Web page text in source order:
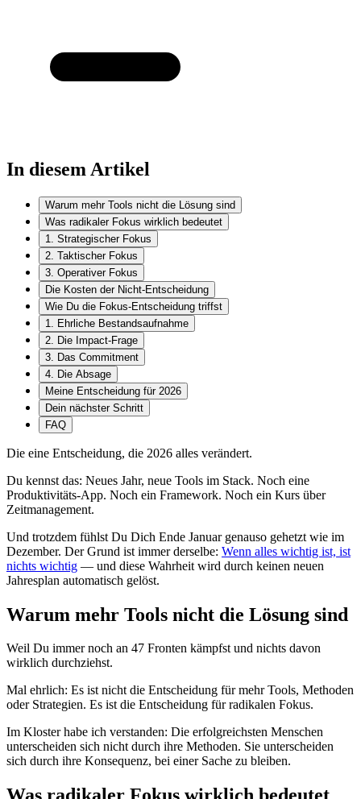
In diesem Artikel
Warum mehr Tools nicht die Lösung sind
Was radikaler Fokus wirklich bedeutet
1. Strategischer Fokus
2. Taktischer Fokus
3. Operativer Fokus
Die Kosten der Nicht-Entscheidung
Wie Du die Fokus-Entscheidung triffst
1. Ehrliche Bestandsaufnahme
2. Die Impact-Frage
3. Das Commitment
4. Die Absage
Meine Entscheidung für 2026
Dein nächster Schritt
FAQ
Die eine Entscheidung, die 2026 alles verändert.
Du kennst das: Neues Jahr, neue Tools im Stack. Noch eine
Produktivitäts-App. Noch ein Framework. Noch ein Kurs über
Zeitmanagement.
Und trotzdem fühlst Du Dich Ende Januar genauso gehetzt wie im
Dezember. Der Grund ist immer derselbe: Wenn alles wichtig ist, ist
nichts wichtig — und diese Wahrheit wird durch keinen neuen
Jahresplan automatisch gelöst.
Warum mehr Tools nicht die Lösung sind
Weil Du immer noch an 47 Fronten kämpfst und nichts davon
wirklich durchziehst.
Mal ehrlich: Es ist nicht die Entscheidung für mehr Tools, Methoden
oder Strategien. Es ist die Entscheidung für radikalen Fokus.
Im Kloster habe ich verstanden: Die erfolgreichsten Menschen
unterscheiden sich nicht durch ihre Methoden. Sie unterscheiden
sich durch ihre Konsequenz, bei einer Sache zu bleiben.